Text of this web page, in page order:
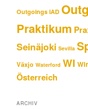
Outgoings IAD
Praktikum
Seinäjoki Sevilla
Växjo Waterford WI
Österreich
ARCHIV